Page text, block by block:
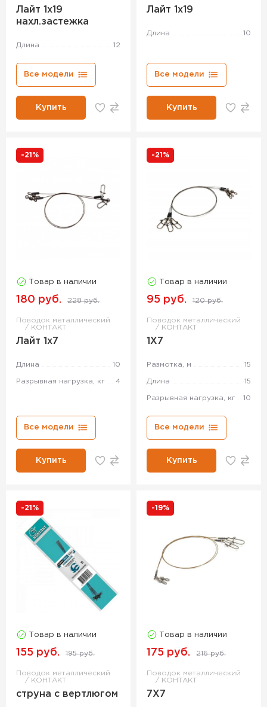
Лайт 1х19
нахл.застежка
Длина 12
Все модели
Купить
Лайт 1х19
Длина 10
Все модели
Купить
-21%
Товар в наличии
180 руб. 228 руб.
Поводок металлический
КОНТАКТ
Лайт 1х7
Длина 10
Разрывная нагрузка, кг 4
Все модели
Купить
-21%
Товар в наличии
95 руб. 120 руб.
Поводок металлический
КОНТАКТ
1Х7
Размотка, м 15
Длина 15
Разрывная нагрузка, кг 10
Все модели
Купить
-21%
Товар в наличии
155 руб. 195 руб.
Поводок металлический
КОНТАКТ
струна с вертлюгом
-19%
Товар в наличии
175 руб. 216 руб.
Поводок металлический
КОНТАКТ
7Х7